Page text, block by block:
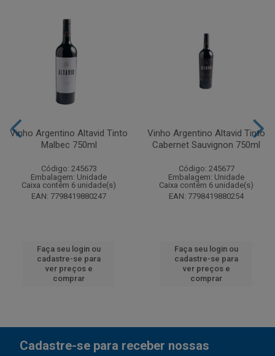
Vinho Argentino Altavid Tinto
Malbec 750ml
Código: 245673
Embalagem: Unidade
Caixa contém 6 unidade(s)
EAN: 7798419880247
Faça seu login ou
cadastre-se para
ver preços e
comprar
Vinho Argentino Altavid Tinto
Cabernet Sauvignon 750ml
Código: 245677
Embalagem: Unidade
Caixa contém 6 unidade(s)
EAN: 7798419880254
Faça seu login ou
cadastre-se para
ver preços e
comprar
Cadastre-se para receber nossas